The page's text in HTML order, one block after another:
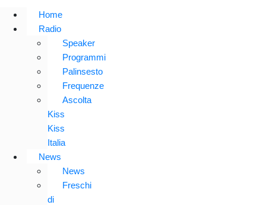
Home
Radio
Speaker
Programmi
Palinsesto
Frequenze
Ascolta
Kiss
Kiss
Italia
News
News
Freschi
di